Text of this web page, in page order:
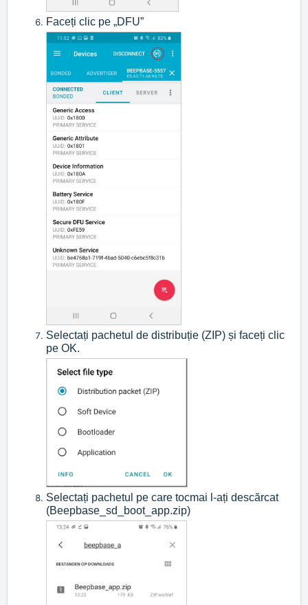
Faceți clic pe „DFU”
Selectați pachetul de distribuție (ZIP) și faceți clic
pe OK.
Selectați pachetul pe care tocmai l-ați descărcat
(Beepbase_sd_boot_app.zip)